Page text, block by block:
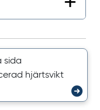
sida
hjärtsvikt